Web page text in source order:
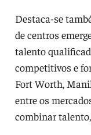
Destaca-se
de centros
talento
competitivos e
Fort Worth,
entre os
combinar